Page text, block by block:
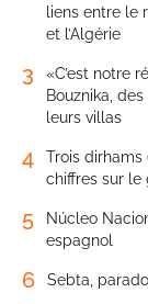
liens entre le
et l’Algérie
3
«C’est notre
Bouznika,
leurs villas
4
Trois
chiffres sur le
5
Núcleo
espagnol
6 Sebta,